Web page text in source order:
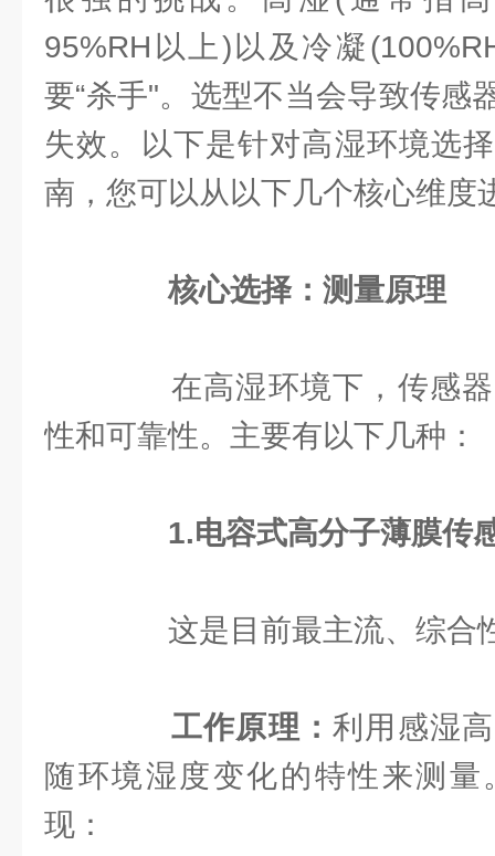
95%RH以上)以及冷凝
要“杀手"。选型不当会导致传感
失效。以下是针对高湿环境选
南，您可以从以下几个核心维度
核心选择：测量原理
在高湿环境下，传感器
性和可靠性。主要有以下几种：
1.电容式高分子薄膜传
这是目前最主流、综合
工作原理：利用感湿
随环境湿度变化的特性来测
现：